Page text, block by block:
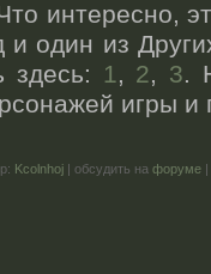
интересно,
и один из
здесь: 1, 2, 3.
игры и
Kcolnhoj | обсудить на форуме |